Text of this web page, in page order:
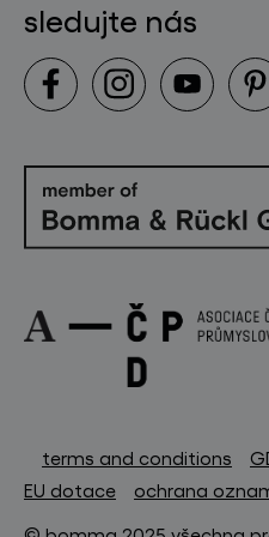
sledujte nás
terms and conditions
EU dotace
ochrana